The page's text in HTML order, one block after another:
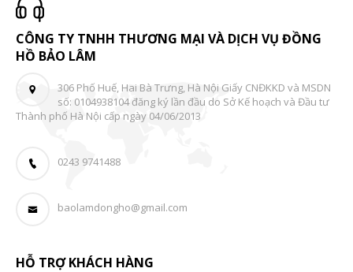
CÔNG TY TNHH THƯƠNG MẠI VÀ DỊCH VỤ ĐỒNG
HỒ BẢO LÂM
306 Phố Huế, Hai Bà Trưng, Hà Nội Giấy CNĐKKD và MSDN
số: 0104938104 đăng ký lần đầu do Sở Kế hoạch và Đầu tư
Thành phố Hà Nội cấp ngày 04/06/2013
0243 9741488
baolamdongho@gmail.com
HỖ TRỢ KHÁCH HÀNG